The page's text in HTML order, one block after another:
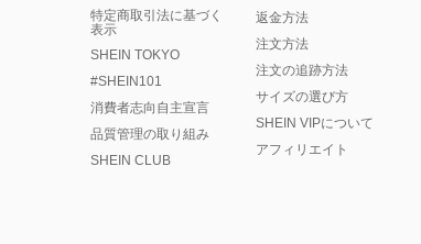
特定商取引法に基づく
表示
SHEIN TOKYO
#SHEIN101
消費者志向自主宣言
品質管理の取り組み
SHEIN CLUB
返金方法
注文方法
注文の追跡方法
サイズの選び方
SHEIN VIPについて
アフィリエイト